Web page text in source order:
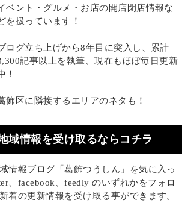
ベント・グルメ・お店の開店閉店情報な
を扱っています！
ログ立ち上げから8年目に突入し、累計
記事以上を執筆、現在もほぼ毎日更新
！
飾区に隣接するエリアのネタも！
域情報を受け取るならコチラ
情報ブログ「葛飾つうしん」を気に入っ
、facebook、feedly のいずれかをフォロ
着の更新情報を受け取る事ができます。